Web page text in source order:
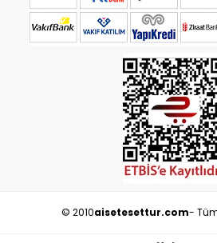
© 2010aisetesettur.com-